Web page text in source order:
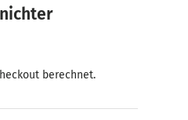
berechnet.